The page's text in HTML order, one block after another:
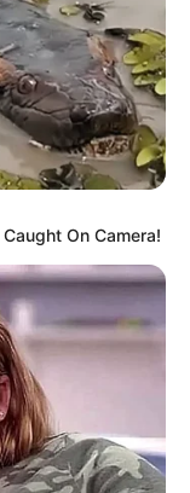
On Camera!